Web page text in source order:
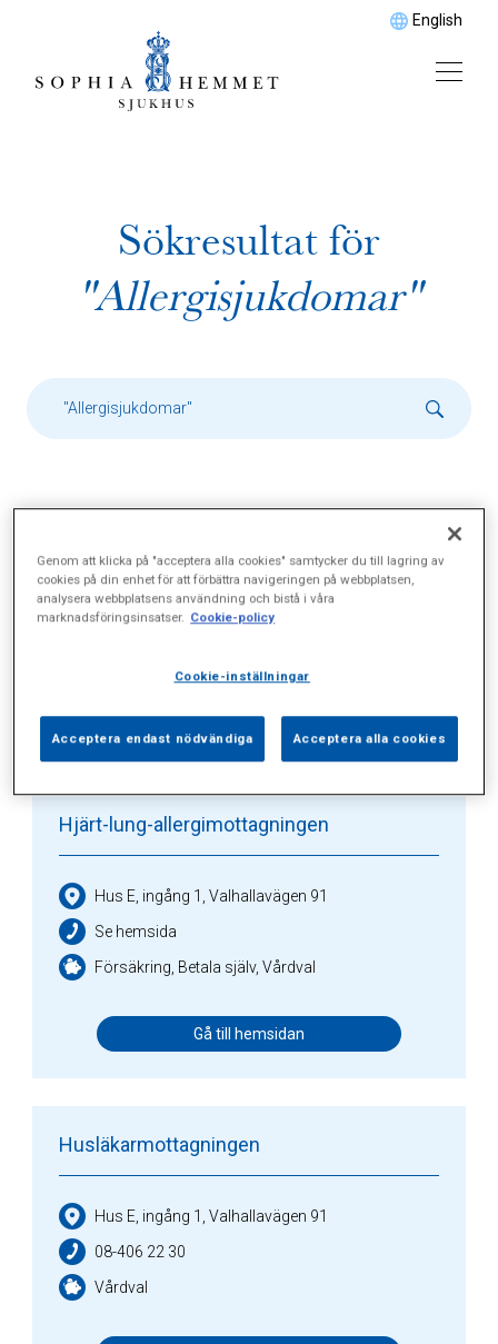
English
Sökresultat för
"Allergisjukdomar"
Alla (11) Vårdgivare (4) Specialister (4)
Sidor (0) Press (1) Sophianytt (0)
Vårdgivare
Hjärt-lung-allergimottagningen
Hus E, ingång 1, Valhallavägen 91
Se hemsida
Försäkring, Betala själv, Vårdval
Gå till hemsidan
Husläkarmottagningen
Hus E, ingång 1, Valhallavägen 91
08-406 22 30
Vårdval
Genom att klicka på "acceptera alla cookies" samtycker du till lagring av
cookies på din enhet för att förbättra navigeringen på webbplatsen,
analysera webbplatsens användning och bistå i våra
marknadsföringsinsatser. Cookie-policy
Cookie-inställningar
Acceptera endast nödvändiga Acceptera alla cookies